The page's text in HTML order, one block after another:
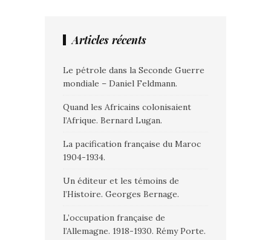
Articles récents
Le pétrole dans la Seconde Guerre
mondiale – Daniel Feldmann.
Quand les Africains colonisaient
l’Afrique. Bernard Lugan.
La pacification française du Maroc
1904-1934.
Un éditeur et les témoins de
l’Histoire. Georges Bernage.
L’occupation française de
l’Allemagne. 1918-1930. Rémy Porte.